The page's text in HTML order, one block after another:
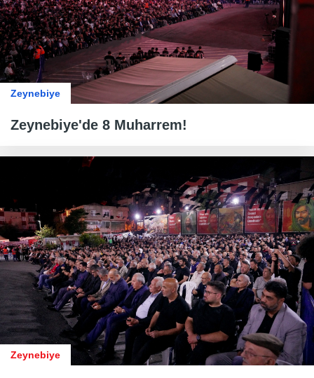
Zeynebiye
Zeynebiye'de 8 Muharrem!
Zeynebiye